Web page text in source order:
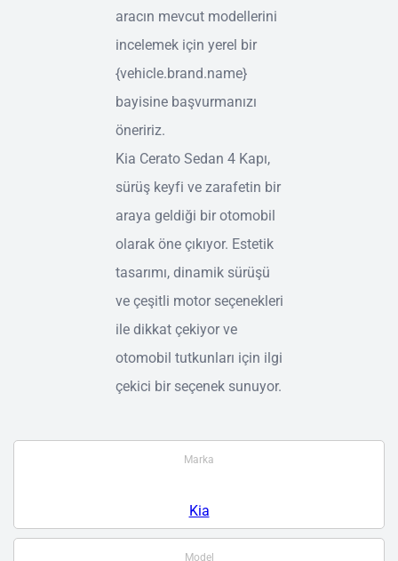
aracın mevcut modellerini
incelemek için yerel bir
{vehicle.brand.name}
bayisine başvurmanızı
öneririz.
Kia Cerato Sedan 4 Kapı,
sürüş keyfi ve zarafetin bir
araya geldiği bir otomobil
olarak öne çıkıyor. Estetik
tasarımı, dinamik sürüşü
ve çeşitli motor seçenekleri
ile dikkat çekiyor ve
otomobil tutkunları için ilgi
çekici bir seçenek sunuyor.
Marka
Kia
Model